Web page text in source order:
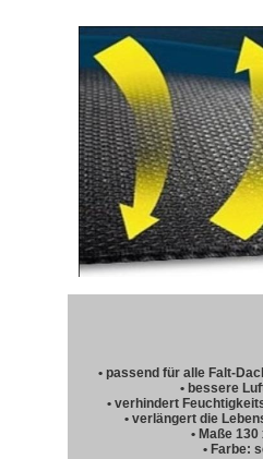
• passend für alle Falt-
• bessere
• verhindert
• verlängert die
• Maße
• Farbe: